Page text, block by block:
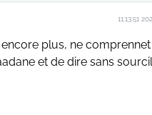
plus, ne
et de dire sans